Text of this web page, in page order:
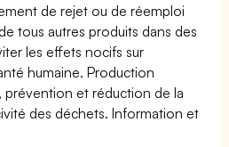
de rejet ou de réemploi
tous autres produits dans des
les effets nocifs sur
humaine. Production
prévention et réduction de la
des déchets. Information et